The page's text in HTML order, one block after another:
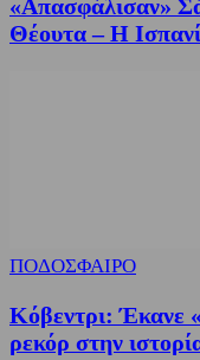
«Απασφάλισαν»
Θέουτα – Η
ΠΟΔΟΣΦΑΙΡΟ
Κόβεντρι: Έκανε
ρεκόρ στην